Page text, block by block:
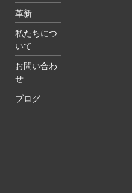
革新
私たちにつ
いて
お問い合わ
せ
ブログ